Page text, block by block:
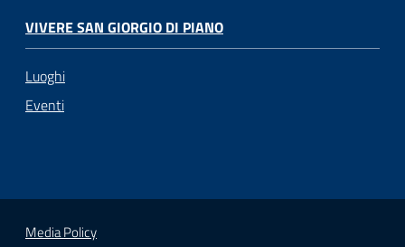
VIVERE SAN GIORGIO DI PIANO
Luoghi
Eventi
Media Policy